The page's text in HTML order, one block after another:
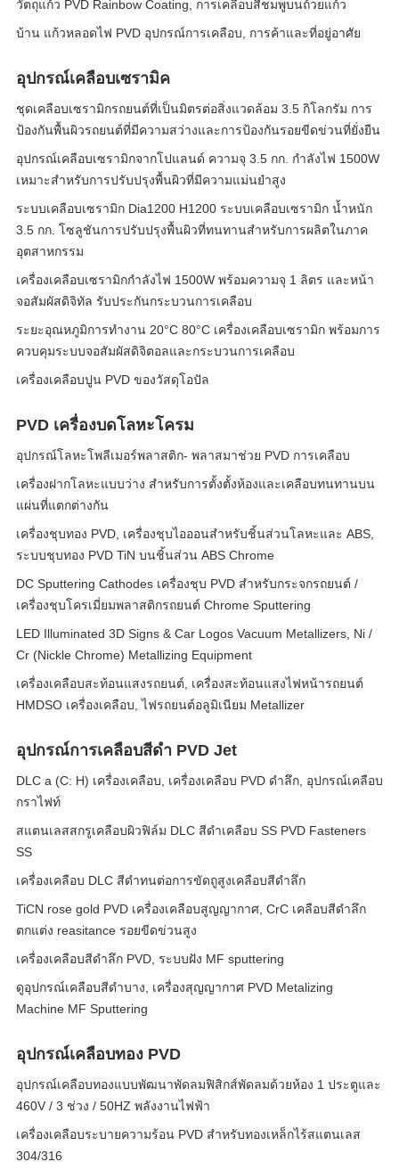
วัตถุแก้ว PVD Rainbow Coating, การเคลือบสีชมพูบนถ้วยแก้ว
บ้าน แก้วหลอดไฟ PVD อุปกรณ์การเคลือบ, การค้าและที่อยู่อาศัย
อุปกรณ์เคลือบเซรามิค
ชุดเคลือบเซรามิกรถยนต์ที่เป็นมิตรต่อสิ่งแวดล้อม 3.5 กิโลกรัม การ
ป้องกันพื้นผิวรถยนต์ที่มีความสว่างและการป้องกันรอยขีดข่วนที่ยั่งยืน
อุปกรณ์เคลือบเซรามิกจากโปแลนด์ ความจุ 3.5 กก. กำลังไฟ 1500W
เหมาะสำหรับการปรับปรุงพื้นผิวที่มีความแม่นยำสูง
ระบบเคลือบเซรามิก Dia1200 H1200 ระบบเคลือบเซรามิก น้ำหนัก
3.5 กก. โซลูชันการปรับปรุงพื้นผิวที่ทนทานสำหรับการผลิตในภาค
อุตสาหกรรม
เครื่องเคลือบเซรามิกกำลังไฟ 1500W พร้อมความจุ 1 ลิตร และหน้า
จอสัมผัสดิจิทัล รับประกันกระบวนการเคลือบ
ระยะอุณหภูมิการทํางาน 20°C 80°C เครื่องเคลือบเซรามิก พร้อมการ
ควบคุมระบบจอสัมผัสดิจิตอลและกระบวนการเคลือบ
เครื่องเคลือบปูน PVD ของวัสดุโอปัล
PVD เครื่องบดโลหะโครม
อุปกรณ์โลหะโพลีเมอร์พลาสติก- พลาสมาช่วย PVD การเคลือบ
เครื่องฝากโลหะแบบว่าง สําหรับการตั้งตั้งห้องและเคลือบทนทานบน
แผ่นที่แตกต่างกัน
เครื่องชุบทอง PVD, เครื่องชุบไอออนสำหรับชิ้นส่วนโลหะและ ABS,
ระบบชุบทอง PVD TiN บนชิ้นส่วน ABS Chrome
DC Sputtering Cathodes เครื่องชุบ PVD สำหรับกระจกรถยนต์ /
เครื่องชุบโครเมี่ยมพลาสติกรถยนต์ Chrome Sputtering
LED Illuminated 3D Signs & Car Logos Vacuum Metallizers, Ni /
Cr (Nickle Chrome) Metallizing Equipment
เครื่องเคลือบสะท้อนแสงรถยนต์, เครื่องสะท้อนแสงไฟหน้ารถยนต์
HMDSO เครื่องเคลือบ, ไฟรถยนต์อลูมิเนียม Metallizer
อุปกรณ์การเคลือบสีดํา PVD Jet
DLC a (C: H) เครื่องเคลือบ, เครื่องเคลือบ PVD ดำลึก, อุปกรณ์เคลือบ
กราไฟท์
สแตนเลสสกรูเคลือบผิวฟิล์ม DLC สีดำเคลือบ SS PVD Fasteners
SS
เครื่องเคลือบ DLC สีดำทนต่อการขัดถูสูงเคลือบสีดำลึก
TiCN rose gold PVD เครื่องเคลือบสูญญากาศ, CrC เคลือบสีดำลึก
ตกแต่ง reasitance รอยขีดข่วนสูง
เครื่องเคลือบสีดําลึก PVD, ระบบฝัง MF sputtering
ดูอุปกรณ์เคลือบสีดำบาง, เครื่องสุญญากาศ PVD Metalizing
Machine MF Sputtering
อุปกรณ์เคลือบทอง PVD
อุปกรณ์เคลือบทองแบบพัฒนาพัดลมฟิสิกส์พัดลมด้วยห้อง 1 ประตูและ
460V / 3 ช่วง / 50HZ พลังงานไฟฟ้า
เครื่องเคลือบระบายความร้อน PVD สําหรับทองเหล็กไร้สแตนเลส
304/316